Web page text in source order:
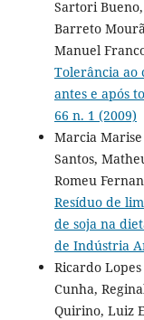
Sartori
Barreto
Manuel
Tolerância ao
antes e após
66 n. 1 (2009)
Marcia
Santos,
Romeu
Resíduo de
de soja na
de Indústria
Ricardo
Cunha,
Quirino, Luiz